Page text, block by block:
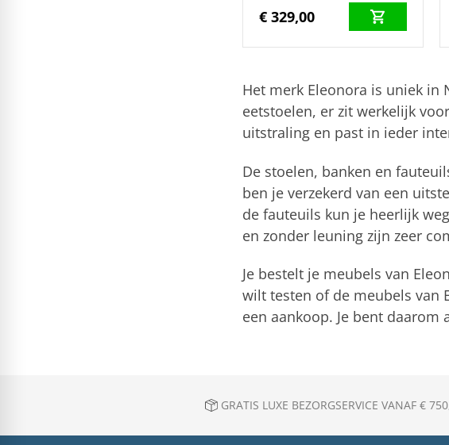
€ 329,00
Het merk Eleonora is uniek in
eetstoelen, er zit werkelijk
uitstraling en past in ieder
De stoelen, banken en
ben je verzekerd van een
de fauteuils kun je heerlijk
en zonder leuning zijn zeer
Je bestelt je meubels van
wilt testen of de meubels van
een aankoop. Je bent
GRATIS LUXE BEZORGSERVICE VANAF €